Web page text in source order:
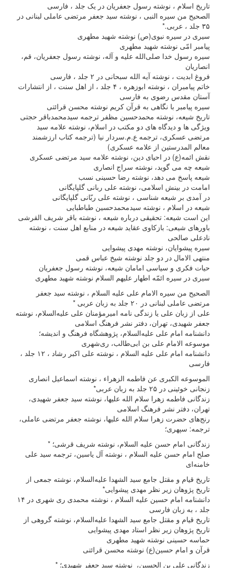
تاریخ اسلام ، نوشته رسول جعفریان در یک جلد ، فارسی
الصحیح من سیره النبی ، نوشته سید جعفر مرتضی عاملی لبنانی در
۳۵ جلد ، عربی.*
سیرى در سیره نبوى(ص) نوشته شهید مطهری
پیامبر امّى نوشته شهید مطهری
سیره رسول خدا صلی‌الله علیه و آله، نوشته رسول جعفریان، قم،
انصاریان
فروغ ابدیت ، نوشته آیه الله سبحانی در ۲ جلد ، فارسی
خاتم پیامبران ، نوشته ابوزهره ، ۴ جلد ، از اهل سنت ، از انتشارات
آستان مقدس رضوی به فارسی
سیره پیامبر با نگاهی به قرآن کریم نوشته محسن قرائتی
تاریخ شیعه، نوشته محمدحسین مظفر ترجمه سیدمحمدباقر حجتی
ویژگی ها و دیدگاه های دو مکتب در اسلام، نوشته علامه سید
مرتضی عسکری، ترجمه ع.م.سردار نیا (ترجمه کتاب ارزشمند
معالم المدرستین از علامه عسکری)
نقش ائمه(ع) در احیای دین، نوشته علامه سید مرتضی عسکری
شیعه چه می گوید، نوشته سراج انصاری
شیعه پاسخ می دهد، نوشته رضا حسینی نسب
امامت در بینش اسلامی، نوشته علی ربانی گلپایگانی
در آمدی بر شیعه شناسی ، نوشته علی ربّانی گلپایگانی
شیعه در اسلام ، نوشته سیدمحمدحسین طباطبایی
این است شیعه: تحقیقی درباره شیعه ، نوشته باقر شریف القرشی
باورهای شیعی: بازکاوی عقاید شیعه در منابع اهل سنت ، نوشته
نادعلی صالحی
سیره پیشوایان،‌ نوشته مهدی پیشوایی
منتهی الامال در دو جلد نوشته شیخ عباس قمی
حیات فکری و سیاسی امامان شیعه،‌ نوشته رسول جعفریان
سیرى در سیره ائمّه اطهار علیهم السلام نوشته شهید مطهری
الصحیح من سیره الامام علی علیه السلام ، نوشته سید جعفر
مرتضی عاملی لبنانی در ۲۰ جلد به زبان عربی *
علی از زبان علی یا زندگی نامه امیرمؤمنان علی علیه‌السلام،‌ نوشته
جعفر شهیدی، تهران،‌ دفتر نشر فرهنگ اسلامی
دانشنامه امام علی علیه‌السلام، پژوهشگاه فرهنگ و اندیشه؛
موسوعه الامام علی بن ابی‌طالب، ری‌شهری
دانشنامه امام علی علیه السلام ، نوشته علی اکبر رشاد ، ۱۲ جلد ،
فارسی
الموسوعه الکبری عن فاطمه الزهراء ، نوشته اسماعیل انصاری
زنجانی خوئینی در ۲۵ جلد به زبان عربی*
زندگانی فاطمه زهرا سلام الله علیها،‌ نوشته سید جعفر شهیدی،
تهران، دفتر نشر فرهنگ اسلامی
رنج‌های حضرت زهرا سلام الله علیها، نوشته جعفر مرتضی عاملی،‌
ترجمه: سپهری؛
زندگانی امام حسن علیه السلام، نوشته شریف قرشی؛ *
صلح امام حسن علیه السلام ، نوشته آل یاسین، ترجمه سید علی
خامنه‌ای
تاریخ قیام و مقتل جامع سید الشهدا علیه‌السلام، نوشته جمعی از
تاریخ پژوهان زیر نظر مهدی پیشوایی*
دانشنامه امام حسین علیه السلام ، نوشته محمدی ری شهری در ۱۴
جلد ، به زبان فارسی
تاریخ قیام و مقتل جامع سید الشهدا علیه‌السلام، نوشته گروهی از
تاریخ پژوهان زیر نظر استاد مهدی پیشوایی
حماسه حسینى نوشته شهید مطهری
قرآن و امام حسین(ع) نوشته محسن قرائتی
زندگانی علی بن الحسین، نوشته سید جعفر شهیدی؛ *